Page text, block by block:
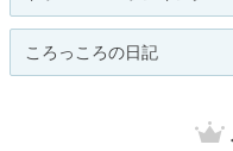
ころっころの日記